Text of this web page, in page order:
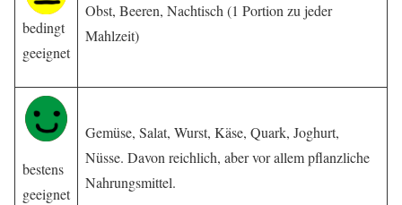
bedingt
geeignet
Obst, Beeren, Nachtisch (1 Portion zu jeder
Mahlzeit)
bestens
geeignet
Gemüse, Salat, Wurst, Käse, Quark, Joghurt,
Nüsse. Davon reichlich, aber vor allem pflanzliche
Nahrungsmittel.